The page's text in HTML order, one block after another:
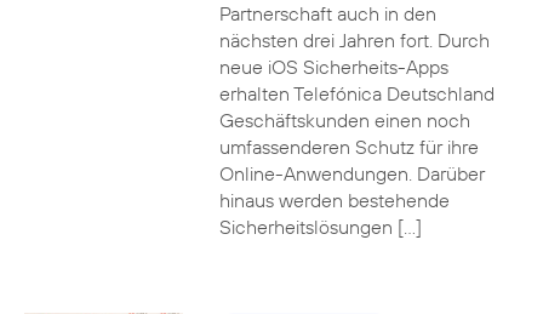
Partnerschaft auch in den
nächsten drei Jahren fort. Durch
neue iOS Sicherheits-Apps
erhalten Telefónica Deutschland
Geschäftskunden einen noch
umfassenderen Schutz für ihre
Online-Anwendungen. Darüber
hinaus werden bestehende
Sicherheitslösungen […]